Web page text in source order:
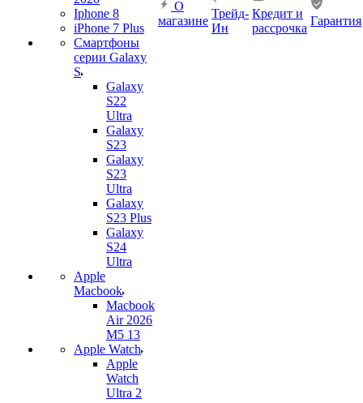
Iphone 8
iPhone 7 Plus
Смартфоны
серии Galaxy
S
Galaxy
S22
Ultra
Galaxy
S23
Galaxy
S23
Ultra
Galaxy
S23 Plus
Galaxy
S24
Ultra
Apple
Macbook
Macbook
Air 2026
M5 13
Apple Watch
Apple
Watch
Ultra 2
О
магазине
Трейд-
Ин
Кредит и
рассрочка
Гарантия